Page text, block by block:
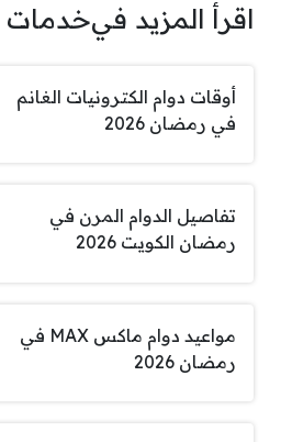
اقرأ المزيد فيخدمات
أوقات دوام الكترونيات الغانم
في رمضان 2026
تفاصيل الدوام المرن في
رمضان الكويت 2026
مواعيد دوام ماكس MAX في
رمضان 2026